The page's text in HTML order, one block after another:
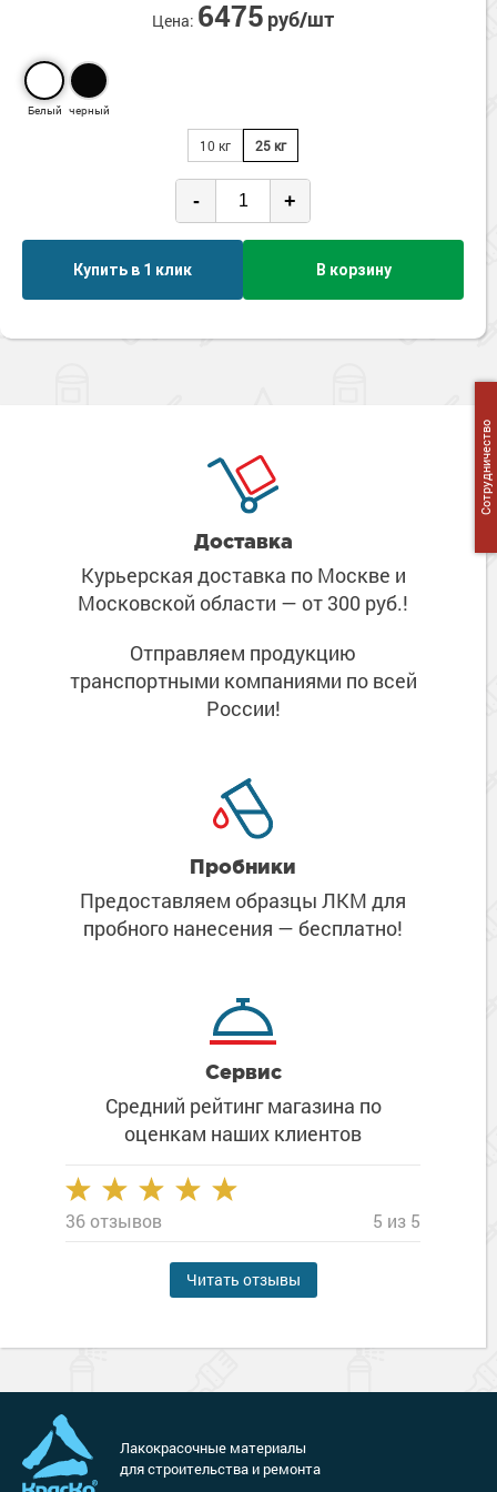
Сопутствующие товары
Морозостойкие краски для металла
Сопутствующие товары
Цена: 6475 руб/шт
Белый черный
10 кг 25 кг
- +
Купить в 1 клик В корзину
Доставка
Курьерская доставка по Москве и
Московской области — от 300 руб.!
Отправляем продукцию
транспортными компаниями по всей
России!
Пробники
Предоставляем образцы ЛКМ для
пробного нанесения — бесплатно!
Сервис
Средний рейтинг магазина по
оценкам наших клиентов
36 отзывов 5 из 5
Читать отзывы
Лакокрасочные материалы
для строительства и ремонта
Сотрудничество